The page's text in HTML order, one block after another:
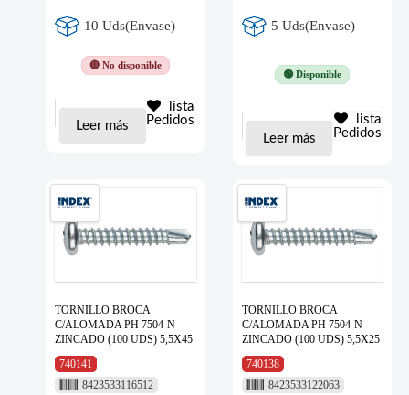
10 Uds(Envase)
🔴 No disponible
Leer más
lista
Pedidos
5 Uds(Envase)
🟢 Disponible
Leer más
lista
Pedidos
TORNILLO BROCA
C/ALOMADA PH 7504-N
ZINCADO (100 UDS) 5,5X45
740141
8423533116512
TORNILLO BROCA
C/ALOMADA PH 7504-N
ZINCADO (100 UDS) 5,5X25
740138
8423533122063